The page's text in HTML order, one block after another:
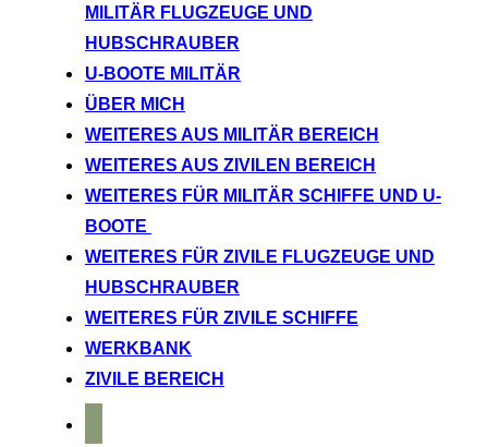
MILITÄR FLUGZEUGE UND
HUBSCHRAUBER
U-BOOTE MILITÄR
ÜBER MICH
WEITERES AUS MILITÄR BEREICH
WEITERES AUS ZIVILEN BEREICH
WEITERES FÜR MILITÄR SCHIFFE UND U-
BOOTE
WEITERES FÜR ZIVILE FLUGZEUGE UND
HUBSCHRAUBER
WEITERES FÜR ZIVILE SCHIFFE
WERKBANK
ZIVILE BEREICH